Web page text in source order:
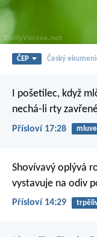
ČEP Český
I pošetilec, když
nechá-li rty
Přísloví 17:28
Shovívavý oplývá
vystavuje na odiv
Přísloví 14:29